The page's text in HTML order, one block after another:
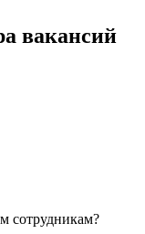
вакансий
сотрудникам?